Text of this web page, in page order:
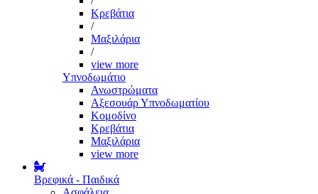
Κρεβάτια
/
Μαξιλάρια
/
view more
Υπνοδωμάτιο
Ανωστρώματα
Αξεσουάρ Υπνοδωματίου
Κομοδίνο
Κρεβάτια
Μαξιλάρια
view more
Βρεφικά - Παιδικά